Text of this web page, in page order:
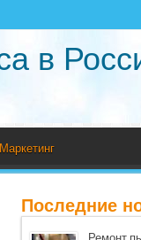
в
Маркетинг
Последние